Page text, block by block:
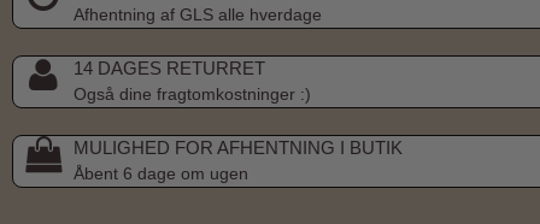
Afhentning af GLS alle hverdage
14 DAGES RETURRET
Også dine fragtomkostninger :)
MULIGHED FOR AFHENTNING I BUTIK
Åbent 6 dage om ugen